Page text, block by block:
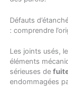
Défauts
: comprendre
Les joints usés,
éléments
sérieuses de
endommagées